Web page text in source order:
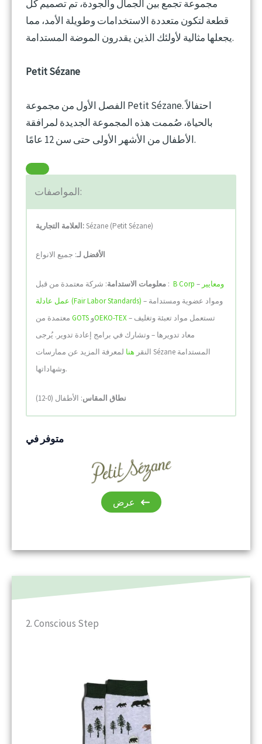
مجموعة تجمع بين الجمال والجودة، تم تصميم كل
قطعة لتكون متعددة الاستخدامات وطويلة الأمد، مما
يجعلها مثالية لأولئك الذين يقدرون الموضة المستدامة.
Petit Sézane
الفصل الأول من مجموعة Petit Sézane. احتفالاً
بالحياة، صُممت هذه المجموعة الجديدة لمرافقة
الأطفال من الأشهر الأولى حتى سن 12 عامًا.
المواصفات:
العلامة التجارية:Sézane (Petit Sézane)
الأفضل لـ: جميع الانواع
معلومات الاستدامة : شركة معتمدة من قبل : B Corp – ومعايير
عمل عادلة (Fair Labor Standards) – ومواد عضوية ومستدامة
GOTS وOEKO-TEX– تستعمل مواد تعبئة وتغليف
معاد تدويرها – وتشارك في برامج إعادة تدوير. يُرجى
النقر هنا لمعرفة المزيد عن ممارسات Sézane المستدامة
وشهاداتها.
نطاق المقاس: الأطفال (0-12)
متوفر في
عرض
2. Conscious Step